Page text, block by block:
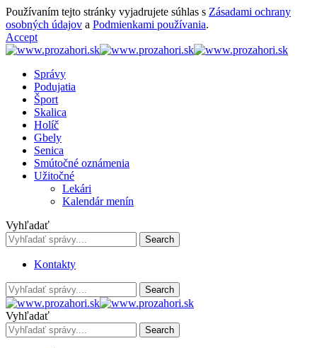
Používaním tejto stránky vyjadrujete súhlas s Zásadami ochrany
osobných údajov a Podmienkami používania.
Accept
Správy
Podujatia
Šport
Skalica
Holíč
Gbely
Senica
Smútočné oznámenia
Užitočné
Lekári
Kalendár menín
Vyhľadať
Kontakty
Vyhľadať